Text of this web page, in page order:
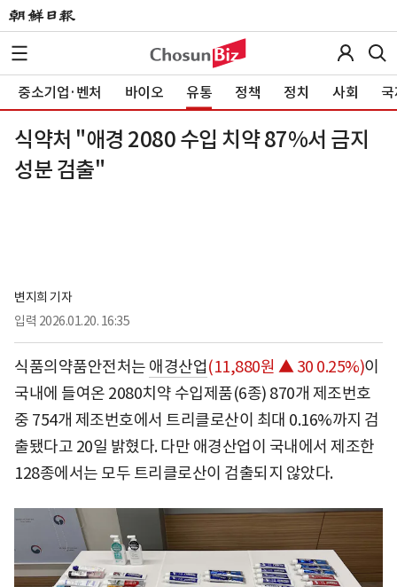
중소기업·벤처 바이오 유통 정책 정치 사회
식약처 "애경 2080 수입 치약 87%서 금지
성분 검출"
변지희 기자
입력 2026.01.20. 16:35
식품의약품안전처는 애경산업(11,880원 ▲ 30 0.25%)이
국내에 들여온 2080치약 수입제품(6종) 870개 제조번호
중 754개 제조번호에서 트리클로산이 최대 0.16%까지 검
출됐다고 20일 밝혔다. 다만 애경산업이 국내에서 제조한
128종에서는 모두 트리클로산이 검출되지 않았다.